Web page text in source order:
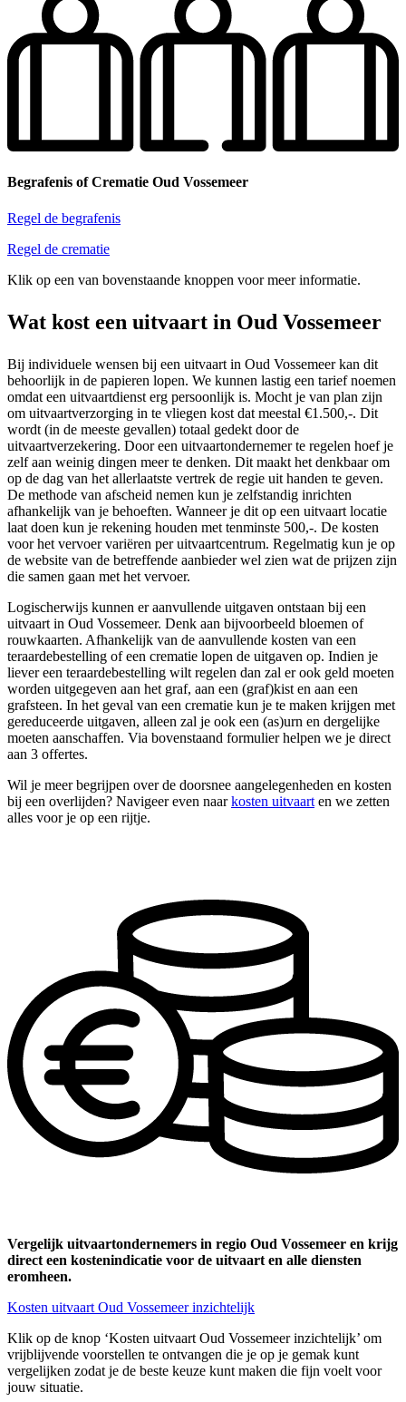
Begrafenis of Crematie Oud Vossemeer
Regel de begrafenis
Regel de crematie
Klik op een van bovenstaande knoppen voor meer informatie.
Wat kost een uitvaart in Oud Vossemeer
Bij individuele wensen bij een uitvaart in Oud Vossemeer kan dit
behoorlijk in de papieren lopen. We kunnen lastig een tarief noemen
omdat een uitvaartdienst erg persoonlijk is. Mocht je van plan zijn
om uitvaartverzorging in te vliegen kost dat meestal €1.500,-. Dit
wordt (in de meeste gevallen) totaal gedekt door de
uitvaartverzekering. Door een uitvaartondernemer te regelen hoef je
zelf aan weinig dingen meer te denken. Dit maakt het denkbaar om
op de dag van het allerlaatste vertrek de regie uit handen te geven.
De methode van afscheid nemen kun je zelfstandig inrichten
afhankelijk van je behoeften. Wanneer je dit op een uitvaart locatie
laat doen kun je rekening houden met tenminste 500,-. De kosten
voor het vervoer variëren per uitvaartcentrum. Regelmatig kun je op
de website van de betreffende aanbieder wel zien wat de prijzen zijn
die samen gaan met het vervoer.
Logischerwijs kunnen er aanvullende uitgaven ontstaan bij een
uitvaart in Oud Vossemeer. Denk aan bijvoorbeeld bloemen of
rouwkaarten. Afhankelijk van de aanvullende kosten van een
teraardebestelling of een crematie lopen de uitgaven op. Indien je
liever een teraardebestelling wilt regelen dan zal er ook geld moeten
worden uitgegeven aan het graf, aan een (graf)kist en aan een
grafsteen. In het geval van een crematie kun je te maken krijgen met
gereduceerde uitgaven, alleen zal je ook een (as)urn en dergelijke
moeten aanschaffen. Via bovenstaand formulier helpen we je direct
aan 3 offertes.
Wil je meer begrijpen over de doorsnee aangelegenheden en kosten
bij een overlijden? Navigeer even naarkosten uitvaart en we zetten
alles voor je op een rijtje.
Vergelijk uitvaartondernemers in regio Oud Vossemeer en krijg
direct een kostenindicatie voor de uitvaart en alle diensten
eromheen.
Kosten uitvaart Oud Vossemeer inzichtelijk
Klik op de knop ‘Kosten uitvaart Oud Vossemeer inzichtelijk’ om
vrijblijvende voorstellen te ontvangen die je op je gemak kunt
vergelijken zodat je de beste keuze kunt maken die fijn voelt voor
jouw situatie.